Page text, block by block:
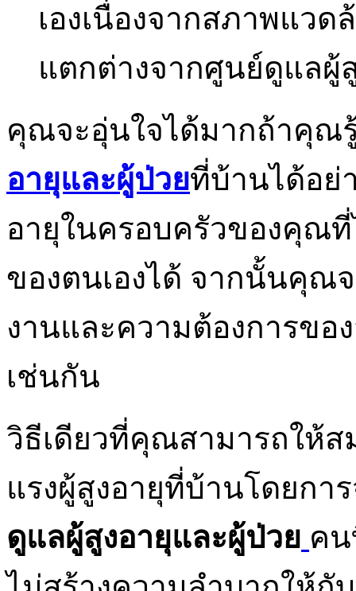
เองเนื่องจากสภาพแว
แตกต่างจากศูนย์ดูแลผู้
คุณจะอุ่นใจได้มากถ้าคุณ
อายุและผู้ป่วยที่บ้านได้อย่
อายุในครอบครัวของคุณ
ของตนเองได้ จากนั้นคุณ
งานและความต้องการข
เช่นกัน
วิธีเดียวที่คุณสามารถให้
แรงผู้สูงอายุที่บ้านโดยกา
ดูแลผู้สูงอายุและผู้ป่วย ค